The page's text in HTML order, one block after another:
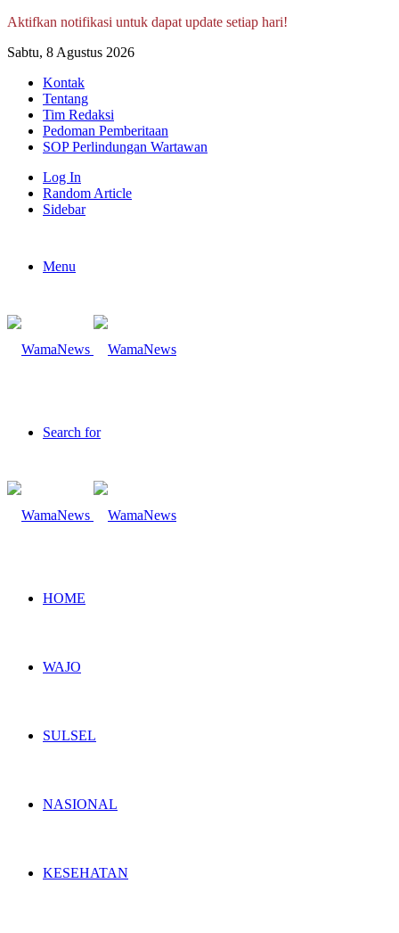
Aktifkan notifikasi untuk dapat update setiap hari!
Sabtu, 8 Agustus 2026
Kontak
Tentang
Tim Redaksi
Pedoman Pemberitaan
SOP Perlindungan Wartawan
Log In
Random Article
Sidebar
Menu
Search for
HOME
WAJO
SULSEL
NASIONAL
KESEHATAN